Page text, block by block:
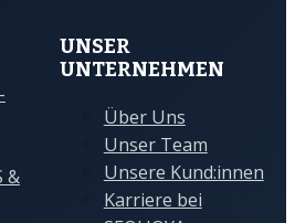
&
UNSER
UNTERNEHMEN
Über Uns
Unser Team
Unsere Kund:innen
Karriere bei